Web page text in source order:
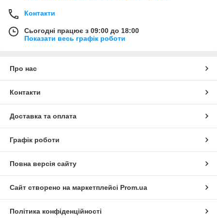
Контакти
Сьогодні працює з 09:00 до 18:00
Показати весь графік роботи
Про нас
Контакти
Доставка та оплата
Графік роботи
Повна версія сайту
Сайт створено на маркетплейсі Prom.ua
Політика конфіденційності